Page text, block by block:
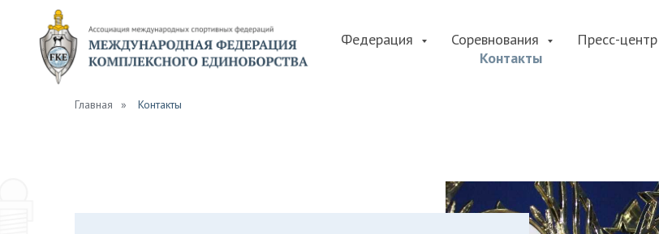
Федерация Соревнования
Пресс-центр
Контакты
Главная » Контакты